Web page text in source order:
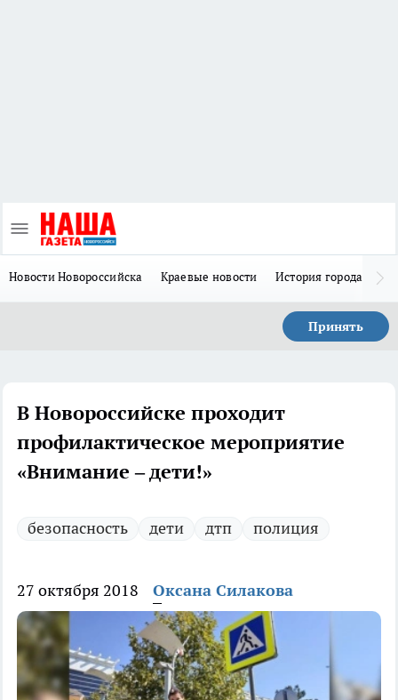
Новости Новороссийска Краевые новости История города Н
Принять
В Новороссийске проходит
профилактическое мероприятие
«Внимание – дети!»
безопасность дети дтп полиция
27 октября 2018 Оксана Силакова